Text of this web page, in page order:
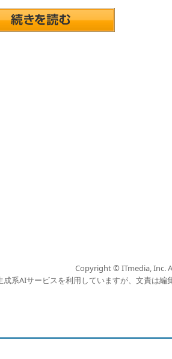
Copyright © ITmedia, Inc.
系AIサービスを利用していますが、文責は編